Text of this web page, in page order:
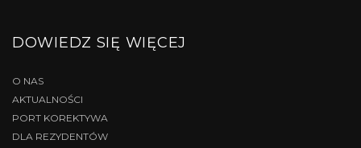
DOWIEDZ SIĘ WIĘCEJ
O NAS
AKTUALNOŚCI
PORT KOREKTYWA
DLA REZYDENTÓW